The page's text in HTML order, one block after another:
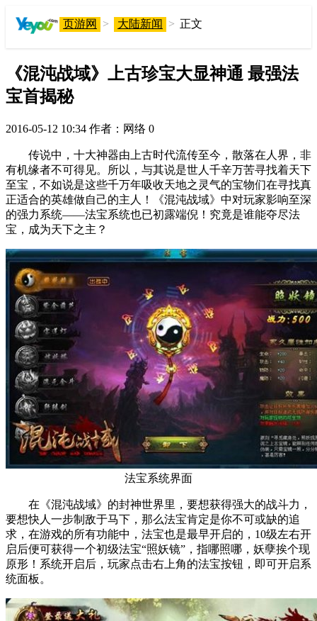
页游网 > 大陆新闻 > 正文
《混沌战域》上古珍宝大显神通 最强法
宝首揭秘
2016-05-12 10:34 作者：网络 0
传说中，十大神器由上古时代流传至今，散落在人界，非
有机缘者不可得见。所以，与其说是世人千辛万苦寻找着天下
至宝，不如说是这些千万年吸收天地之灵气的宝物们在寻找真
正适合的英雄做自己的主人！《混沌战域》中对玩家影响至深
的强力系统——法宝系统也已初露端倪！究竟是谁能夺尽法
宝，成为天下之主？
法宝系统界面
在《混沌战域》的封神世界里，要想获得强大的战斗力，
要想快人一步制敌于马下，那么法宝肯定是你不可或缺的追
求，在游戏的所有功能中，法宝也是最早开启的，10级左右开
启后便可获得一个初级法宝“照妖镜”，指哪照哪，妖孽挨个现
原形！系统开启后，玩家点击右上角的法宝按钮，即可开启系
统面板。